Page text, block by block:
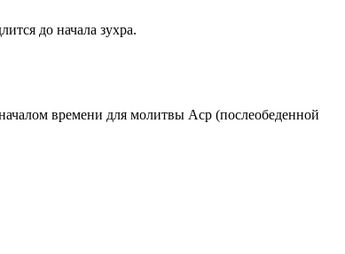
до начала зухра.
времени для молитвы Аср (послеобеденной